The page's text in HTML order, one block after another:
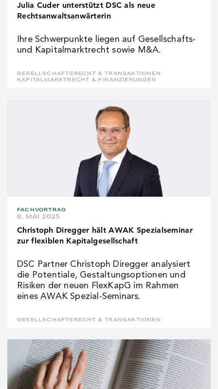
Julia Cuder unterstützt DSC als neue
Rechtsanwaltsanwärterin
Ihre Schwerpunkte liegen auf Gesellschafts-
und Kapitalmarktrecht sowie M&A.
GESELLSCHAFTSRECHT & TRANSAKTIONEN
KAPITALMARKTRECHT & FINANZIERUNGEN
FACHVORTRAG
8. MAI 2025
Christoph Diregger hält AWAK Spezialseminar
zur flexiblen Kapitalgesellschaft
DSC Partner Christoph Diregger analysiert
die Potentiale, Gestaltungsoptionen und
Risiken der neuen FlexKapG im Rahmen
eines AWAK Spezial-Seminars.
GESELLSCHAFTSRECHT & TRANSAKTIONEN